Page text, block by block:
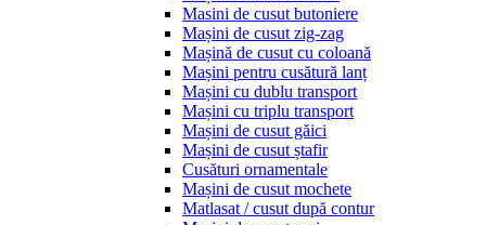
Masini de cusut butoniere
Mașini de cusut zig-zag
Mașină de cusut cu coloană
Mașini pentru cusătură lanț
Mașini cu dublu transport
Mașini cu triplu transport
Mașini de cusut găici
Mașini de cusut ștafir
Cusături ornamentale
Mașini de cusut mochete
Matlasat / cusut după contur